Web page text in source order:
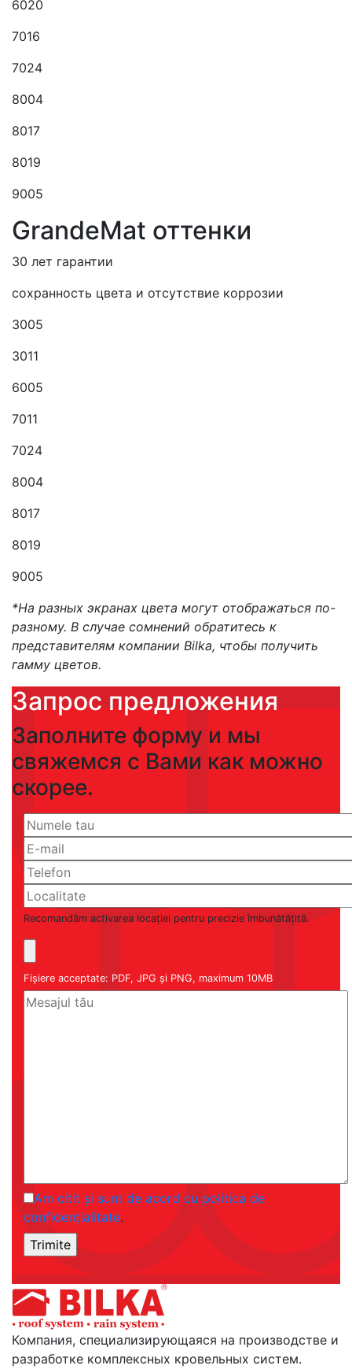
6020
7016
7024
8004
8017
8019
9005
GrandeMat оттенки
30 лет гарантии
сохранность цвета и отсутствие коррозии
3005
3011
6005
7011
7024
8004
8017
8019
9005
*На разных экранах цвета могут отображаться по-
разному. В случае сомнений обратитесь к
представителям компании Bilka, чтобы получить
гамму цветов.
Запрос предложения
Заполните форму и мы
свяжемся с Вами как можно
скорее.
Recomandăm activarea locației pentru precizie îmbunătățită.
Fișiere acceptate: PDF, JPG și PNG, maximum 10MB
Am citit și sunt de acord cu politica de
confidențialitate.
Компания, специализирующаяся на производстве и
разработке комплексных кровельных систем.